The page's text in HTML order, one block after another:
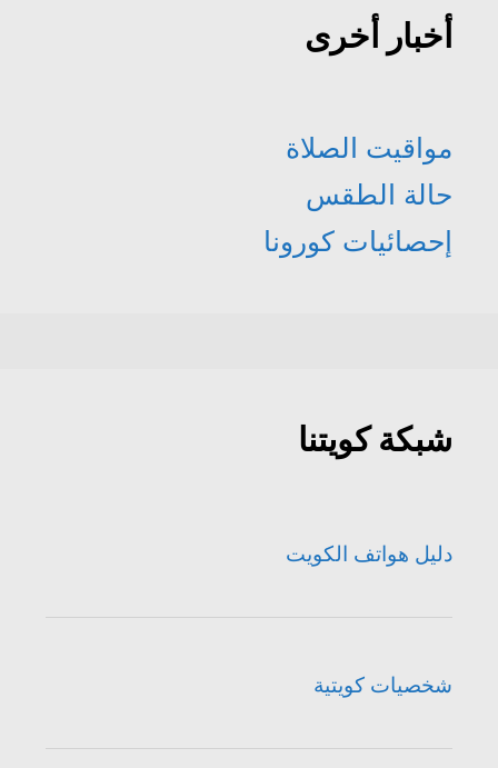
أخبار أخرى
مواقيت الصلاة
حالة الطقس
إحصائيات كورونا
شبكة كويتنا
دليل هواتف الكويت
شخصيات كويتية